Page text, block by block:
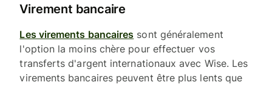
Virement bancaire
Les virements bancaires sont généralement
l'option la moins chère pour effectuer vos
transferts d'argent internationaux avec Wise. Les
virements bancaires peuvent être plus lents que